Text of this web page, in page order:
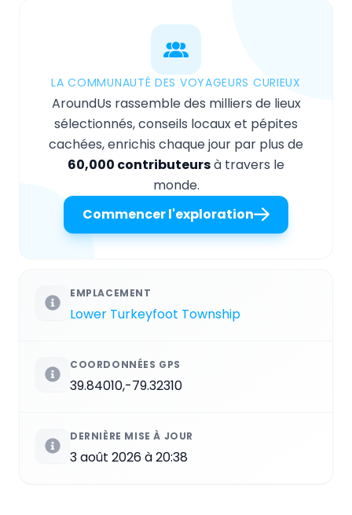
LA COMMUNAUTÉ DES VOYAGEURS CURIEUX
AroundUs rassemble des milliers de lieux
sélectionnés, conseils locaux et pépites
cachées, enrichis chaque jour par plus de
60,000 contributeursà travers le
monde.
Commencer l'exploration
EMPLACEMENT
Lower Turkeyfoot Township
COORDONNÉES GPS
39.84010,-79.32310
DERNIÈRE MISE À JOUR
3 août 2026 à 20:38